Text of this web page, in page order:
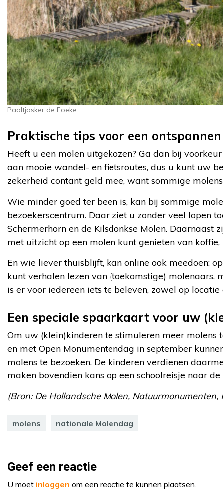
Paaltjasker de Foeke
Praktische tips voor een
Heeft u een molen uitgekozen? Ga dan bij
aan mooie wandel- en fietsroutes, dus u kunt uw
zekerheid contant geld mee, want sommige
Wie minder goed ter been is, kan bij sommige
bezoekerscentrum. Daar ziet u zonder veel lopen
Schermerhorn en de Kilsdonkse Molen.
met uitzicht op een molen kunt genieten van koffie,
En wie liever thuisblijft, kan online ook meedoen:
kunt verhalen lezen van (toekomstige) molenaars,
is er voor iedereen iets te beleven, zowel op
Een speciale spaarkaart voor uw
Om uw (klein)kinderen te stimuleren meer molens
en met Open Monumentendag in september
molens te bezoeken. De kinderen verdienen
maken bovendien kans op een schoolreisje naar
(Bron: De Hollandsche Molen, Natuurmonumenten,
molens nationale Molendag
Geef een reactie
U moet inloggen om een reactie te kunnen plaatsen.